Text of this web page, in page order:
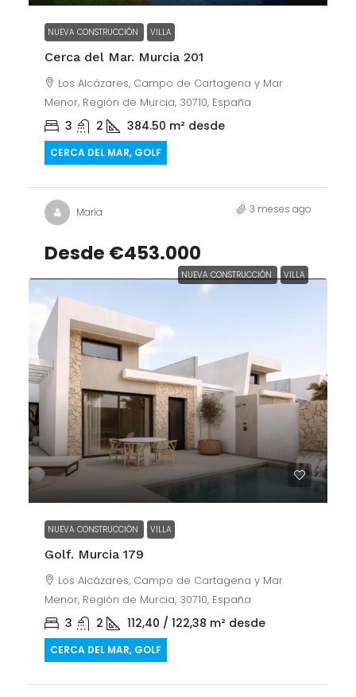
NUEVA CONSTRUCCIÓN VILLA
Cerca del Mar. Murcia 201
Los Alcázares, Campo de Cartagena y Mar
Menor, Región de Murcia, 30710, España
3 2 384.50 m² desde
CERCA DEL MAR, GOLF
María 3 meses ago
NUEVA CONSTRUCCIÓN VILLA
Desde €453.000
NUEVA CONSTRUCCIÓN VILLA
Golf. Murcia 179
Los Alcázares, Campo de Cartagena y Mar
Menor, Región de Murcia, 30710, España
3 2 112,40 / 122,38 m² desde
CERCA DEL MAR, GOLF